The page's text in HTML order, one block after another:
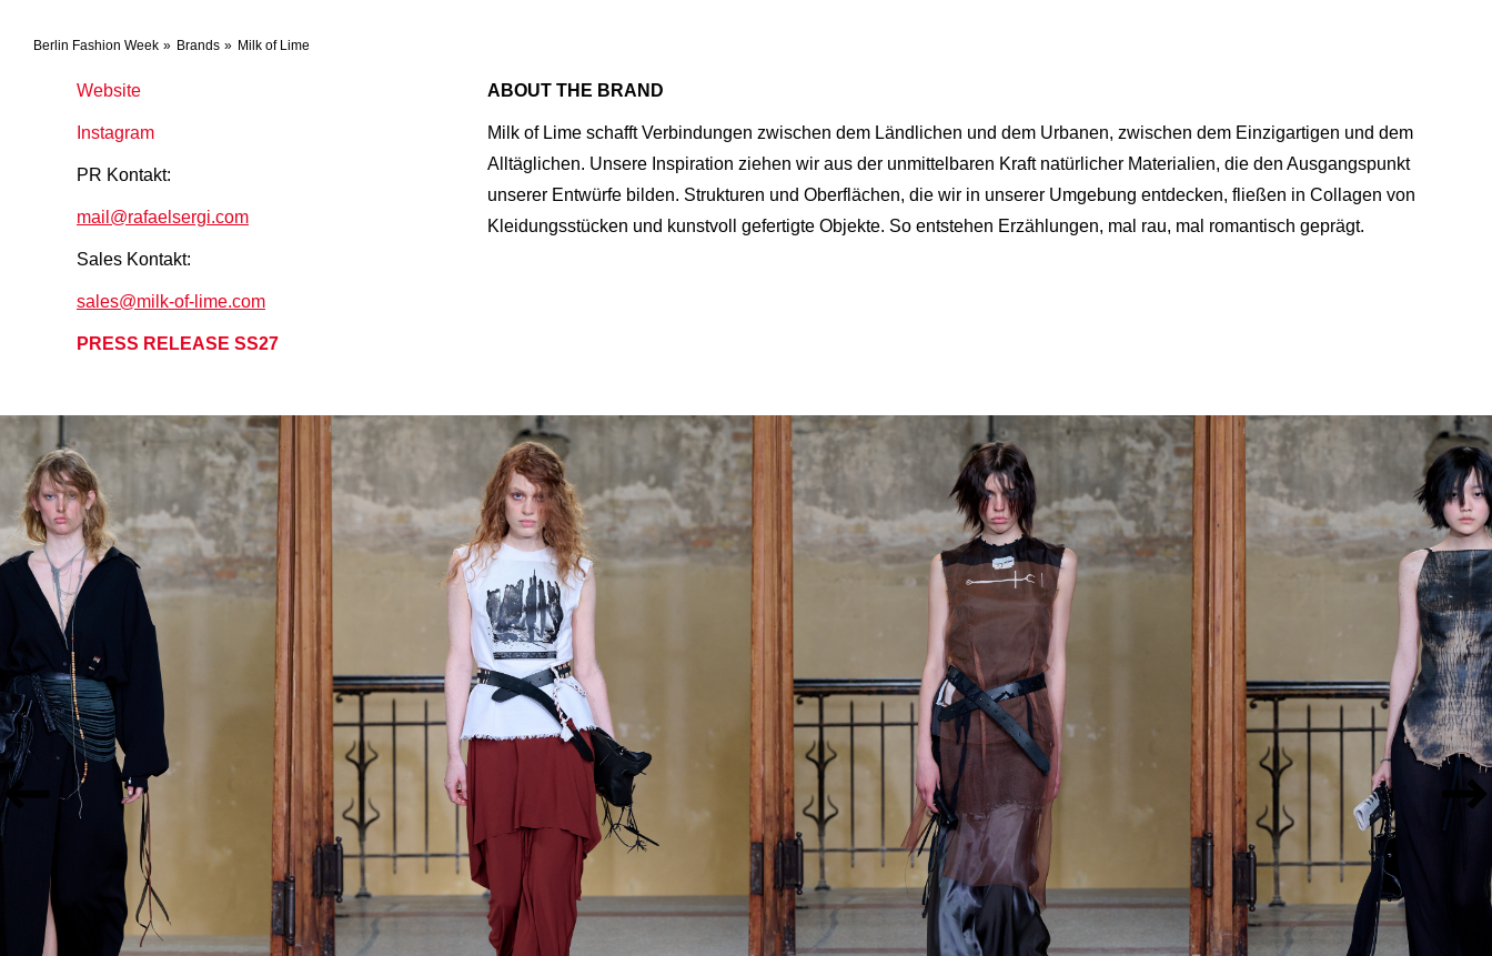
Berlin Fashion Week Brands Milk of Lime
Website
Instagram
PR Kontakt:
mail@rafaelsergi.com
Sales Kontakt:
sales@milk-of-lime.com
PRESS RELEASE SS27
ABOUT THE BRAND
Milk of Lime schafft Verbindungen zwischen dem Ländlichen und dem Urbanen, zwischen dem Einzigartigen und dem
Alltäglichen. Unsere Inspiration ziehen wir aus der unmittelbaren Kraft natürlicher Materialien, die den Ausgangspunkt
unserer Entwürfe bilden. Strukturen und Oberflächen, die wir in unserer Umgebung entdecken, fließen in Collagen von
Kleidungsstücken und kunstvoll gefertigte Objekte. So entstehen Erzählungen, mal rau, mal romantisch geprägt.